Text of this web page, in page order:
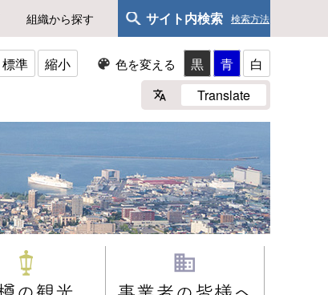
組織から探す サイト内検索 検索方法
標準 縮小 色を変える 黒 青
白
Translate